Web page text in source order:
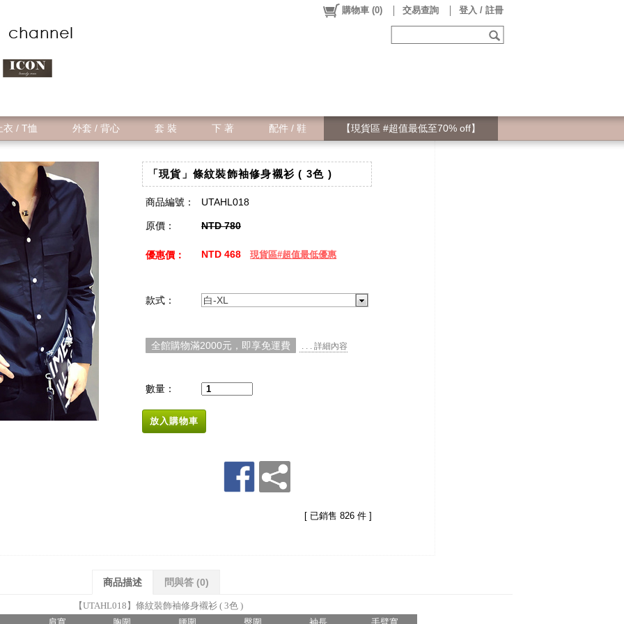
購物車 (0) 交易查詢 登入 / 註冊
衣 / T恤 外套 / 背心 套 裝 下 著 配件 / 鞋 【現貨區 #超值最低至70% off】
「現貨」條紋裝飾袖修身襯衫 ( 3色 )
商品編號： UTAHL018
原價： NTD 780
優惠價： NTD 468 現貨區#超值最低優惠
款式： 白-XL
全館購物滿2000元，即享免運費 . . . 詳細內容
數量：
放入購物車
[ 已銷售 826 件 ]
商品描述 問與答 (0)